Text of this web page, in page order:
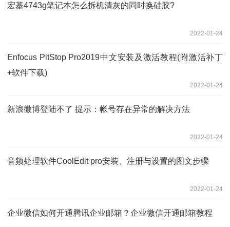
宏基4743g笔记本怎么拆机清灰的同时换硅胶?
2022-01-24
Enfocus PitStop Pro2019中文安装及激活教程(附激活补丁
+软件下载)
2022-01-24
新浪微博登陆不了 提示：帐号存在异常的解决方法
2022-01-24
音频处理软件CoolEdit pro安装、注册与设置的图文步骤
2022-01-24
企业微信如何开通腾讯企业邮箱？企业微信开通邮箱教程